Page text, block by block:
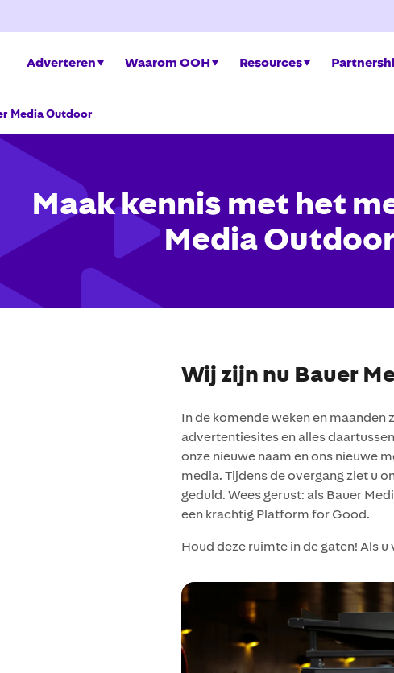
Adverteren Waarom OOH Resources
Media Outdoor
Maak kennis met het
Media Outdoor
Wij zijn nu Bauer
In de komende weken en
advertentiesites en alles
onze nieuwe naam en ons nieuwe
media. Tijdens de overgang ziet u
geduld. Wees gerust: als Bauer
een krachtig Platform for Good.
Houd deze ruimte in de gaten! Als